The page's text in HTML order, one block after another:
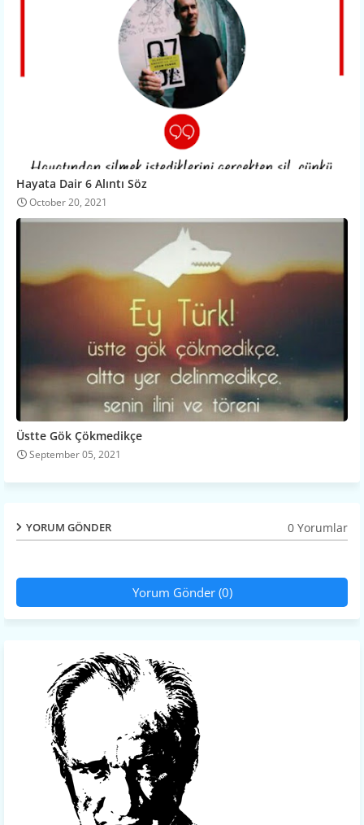
Hayata Dair 6 Alıntı Söz
October 20, 2021
Üstte Gök Çökmedikçe
September 05, 2021
YORUM GÖNDER 0 Yorumlar
Yorum Gönder (0)